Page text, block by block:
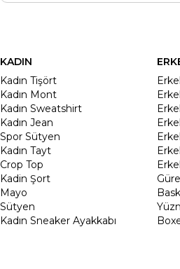
KADIN
Kadın Tişört
Kadın Mont
Kadın Sweatshirt
Kadın Jean
Spor Sütyen
Kadın Tayt
Crop Top
Kadin Şort
Mayo
Sütyen
Kadın Sneaker Ayakkabı